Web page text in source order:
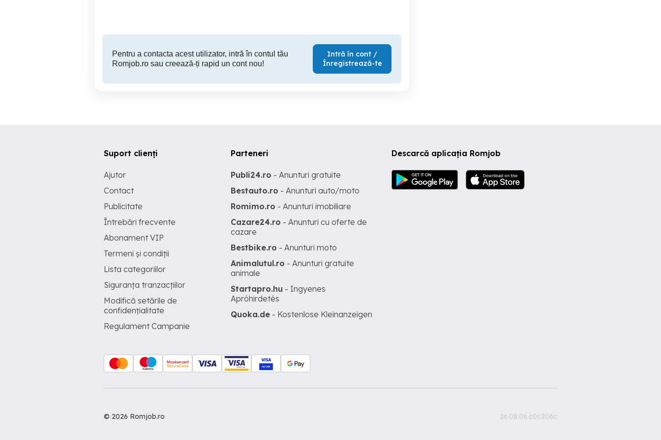
Pentru a contacta acest utilizator, intră în contul tău
Romjob.ro sau creează-ți rapid un cont nou!
Intră în cont /
Înregistrează-te
Descarcă aplicația Romjob
Suport clienți
Ajutor
Contact
Publicitate
Întrebări frecvente
Abonament VIP
Termeni și condiții
Lista categoriilor
Siguranța tranzacțiilor
Modifică setările de
confidențialitate
Regulament Campanie
Parteneri
Publi24.ro - Anunturi gratuite
Bestauto.ro - Anunturi auto/moto
Romimo.ro - Anunturi imobiliare
Cazare24.ro - Anunturi cu oferte de
cazare
Bestbike.ro - Anunturi moto
Animalutul.ro - Anunturi gratuite
animale
Startapro.hu - Ingyenes
Apróhirdetés
Quoka.de - Kostenlose Kleinanzeigen
© 2026 Romjob.ro 26.08.06.c0c206c